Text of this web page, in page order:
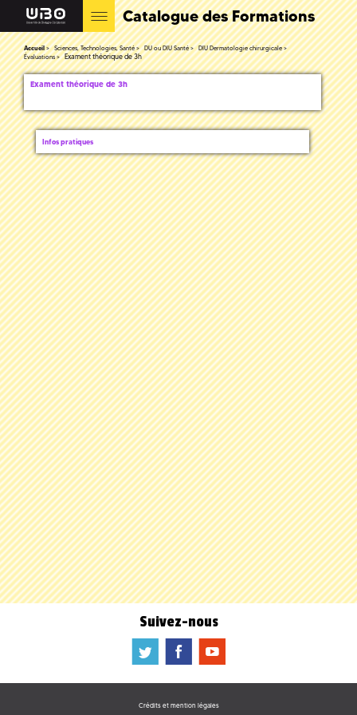
Catalogue des Formations
Accueil Sciences, Technologies, Santé DU ou DIU Santé
DIU Dermatologie chirurgicale
Évaluations
Exament théorique de 3h
Exament théorique de 3h
Infos pratiques
Suivez-nous
a b f
Crédits et mention légales